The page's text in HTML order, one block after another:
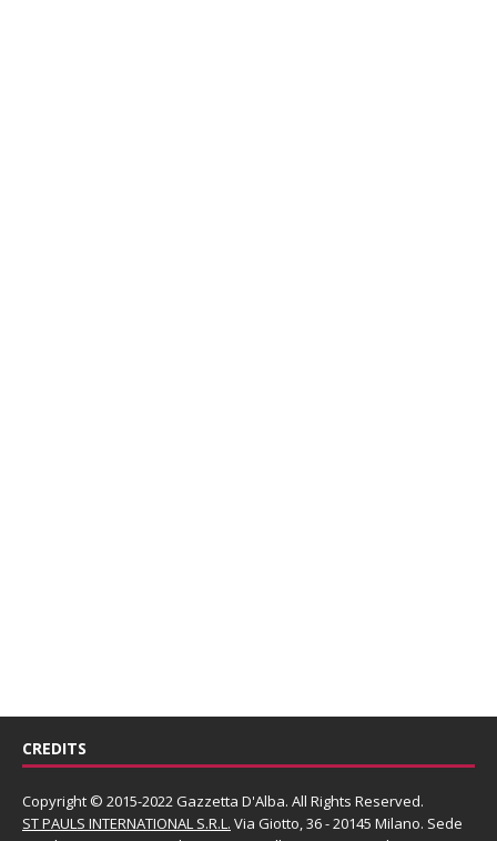
CREDITS
Copyright © 2015-2022 Gazzetta D'Alba. All Rights Reserved.
ST PAULS INTERNATIONAL S.R.L. Via Giotto, 36 - 20145 Milano. Sede